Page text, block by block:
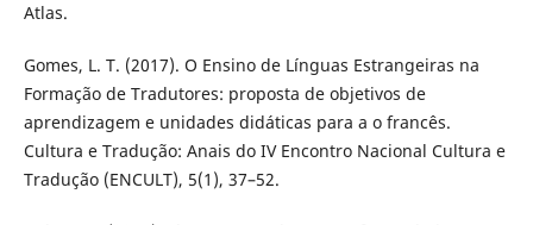
Atlas.
Gomes, L. T. (2017). O Ensino de Línguas Estrangeiras na
Formação de Tradutores: proposta de objetivos de
aprendizagem e unidades didáticas para a o francês.
Cultura e Tradução: Anais do IV Encontro Nacional Cultura e
Tradução (ENCULT), 5(1), 37–52.